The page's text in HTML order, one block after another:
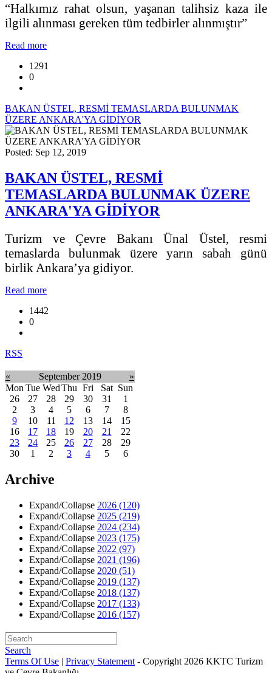
“Halkımız rahat olsun, yaşanan talihsiz kaza ile
ilgili alınması gereken tüm tedbirler alınmıştır”
Read more
1291
0
BAKAN ÜSTEL, RESMİ TEMASLARDA BULUNMAK
ÜZERE ANKARA'YA GİDİYOR
Posted: Sep 12, 2019
BAKAN ÜSTEL, RESMİ
TEMASLARDA BULUNMAK ÜZERE
ANKARA'YA GİDİYOR
Turizm ve Çevre Bakanı Ünal Üstel, resmi
temaslarda bulunmak üzere yarın sabah günü
birlik Ankara’ya gidiyor.
Read more
1442
0
RSS
« September 2019
»
Mon Tue WedThu Fri Sat Sun
26
27 28 29 30 31
1
2
3 4 5 6 7
8
9
10 11 12 13 14
15
16
17 18 19 20 21
22
23
24 25 26 27 28
29
30
1 2 3 4 5 6
Archive
Expand/Collapse 2026 (120)
Expand/Collapse 2025 (219)
Expand/Collapse 2024 (234)
Expand/Collapse 2023 (175)
Expand/Collapse 2022 (97)
Expand/Collapse 2021 (196)
Expand/Collapse 2020 (51)
Expand/Collapse 2019 (137)
Expand/Collapse 2018 (137)
Expand/Collapse 2017 (133)
Expand/Collapse 2016 (157)
Search
Terms Of Use | Privacy Statement - Copyright 2026 KKTC Turizm